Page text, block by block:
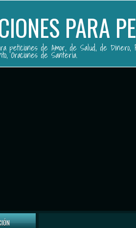
PARA
peticiones de Amor, de Salud, de
Oraciones de Santeria.